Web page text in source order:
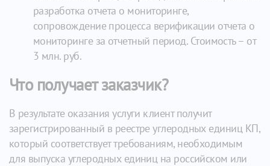
разработка отчета о мониторинге,
сопровождение процесса верификации отчета о
мониторинге за отчетный период. Стоимость – от
3 млн. руб.
Что получает заказчик?
В результате оказания услуги клиент получит
зарегистрированный в реестре углеродных единиц КП,
который соответствует требованиям, необходимым
для выпуска углеродных единиц на российском или